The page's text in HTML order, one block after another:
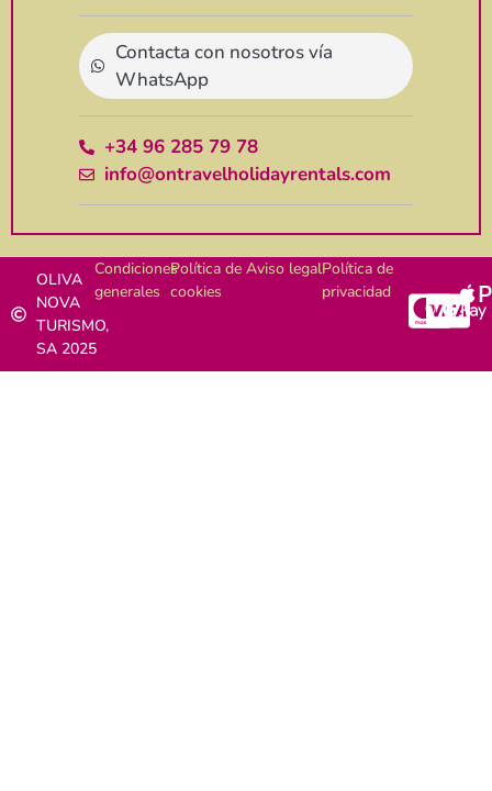
Contacta con nosotros vía
WhatsApp
+34 96 285 79 78
info@ontravelholidayrentals.com
OLIVA
NOVA
TURISMO,
SA 2025
Condiciones
generales
Política de
cookies
Aviso legalPolítica de
privacidad